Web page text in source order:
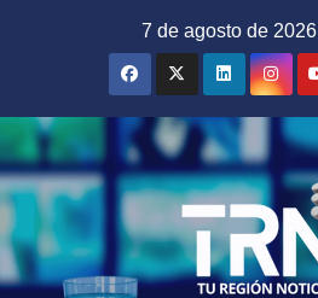
7 de agosto de 2026